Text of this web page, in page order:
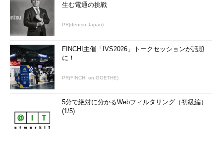
生む電通の挑戦
PR(dentsu Japan)
FINCHI主催「IVS2026」トークセッションが話題
に！
PR(FINCHI on GOETHE)
5分で絶対に分かるWebフィルタリング（初級編）
(1/5)